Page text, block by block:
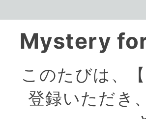
Mystery
このたびは、
登録いただき